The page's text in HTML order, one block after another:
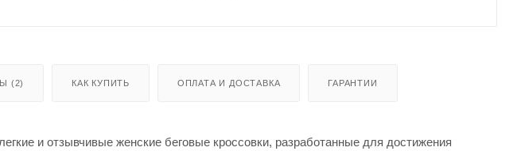
(2) КАК КУПИТЬ ОПЛАТА И ДОСТАВКА ГАРАНТИИ
и отзывчивые женские беговые кроссовки, разработанные для достижения